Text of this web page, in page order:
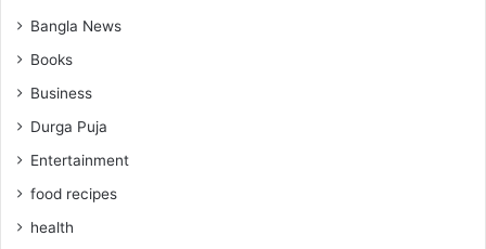
Bangla News
Books
Business
Durga Puja
Entertainment
food recipes
health